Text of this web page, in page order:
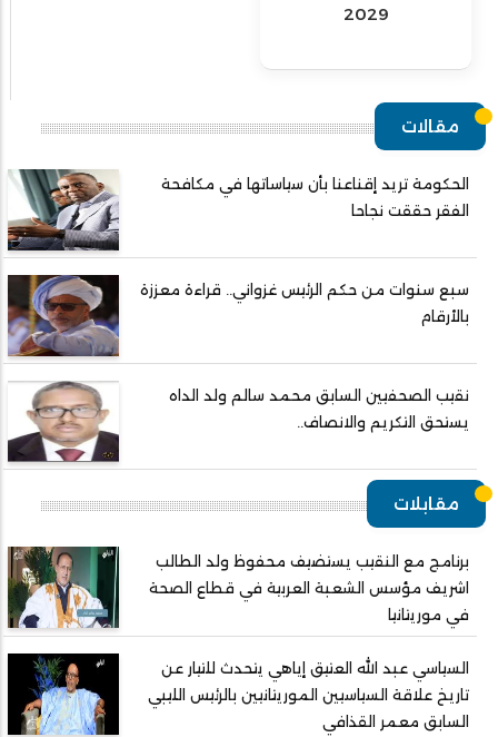
2029
مقالات
الحكومة تريد إقناعنا بأن سياساتها في مكافحة
الفقر حققت نجاحا
سبع سنوات من حكم الرئيس غزواني.. قراءة معززة
بالأرقام
نقيب الصحفيين السابق محمد سالم ولد الداه
يستحق التكريم والانصاف..
مقابلات
برنامج مع النقيب يستضيف محفوظ ولد الطالب
اشريف مؤسس الشعبة العربية في قطاع الصحة
في موريتانيا
السياسي عبد الله العتيق إياهي يتحدث للتيار عن
تاريخ علاقة السياسيين الموريتانيين بالرئيس الليبي
السابق معمر القذافي